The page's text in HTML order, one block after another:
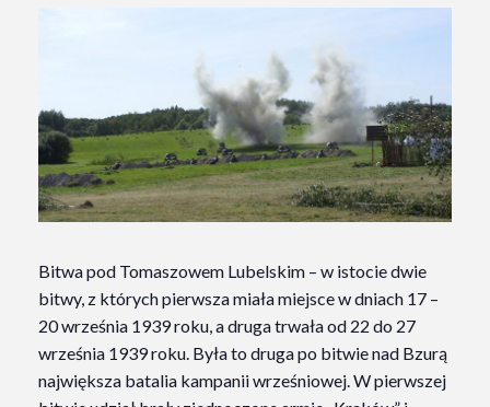
Bitwa pod Tomaszowem Lubelskim – w istocie dwie
bitwy, z których pierwsza miała miejsce w dniach 17 –
20 września 1939 roku, a druga trwała od 22 do 27
września 1939 roku. Była to druga po bitwie nad Bzurą
największa batalia kampanii wrześniowej. W pierwszej